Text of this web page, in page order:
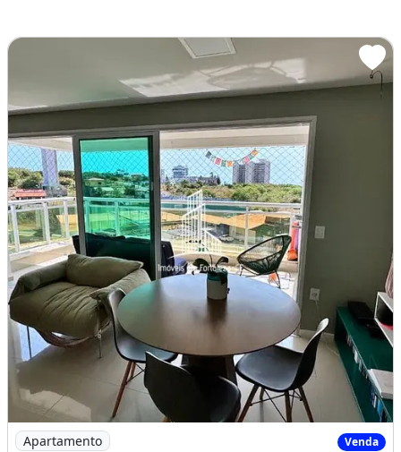
Bicicletário
Área De Lazer
Escada
Churrasqueira Piscina Varanda
Apartamento Venda